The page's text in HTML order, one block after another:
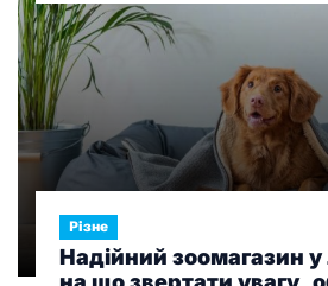
Різне
Надійний зоомагазин